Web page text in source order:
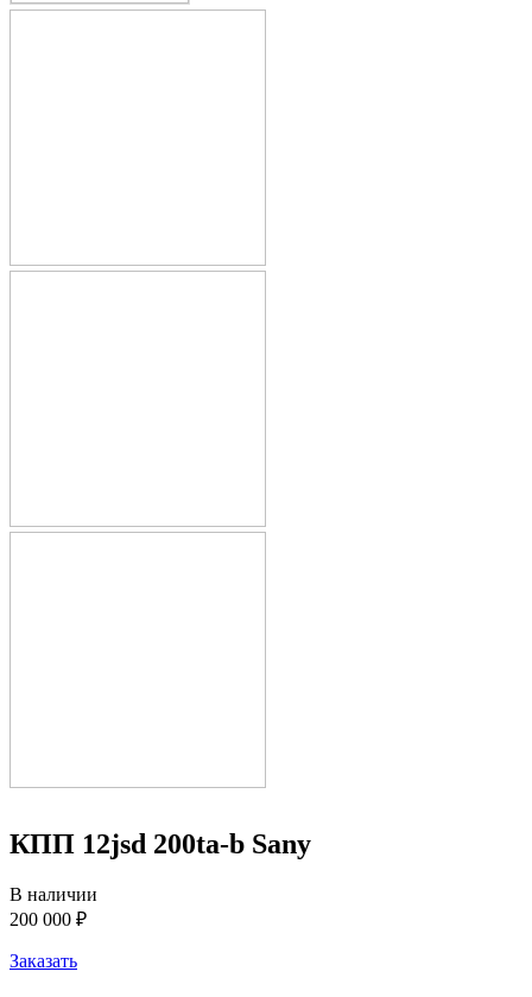
КПП 12jsd 200ta-b Sany
В наличии
200 000 ₽
Заказать